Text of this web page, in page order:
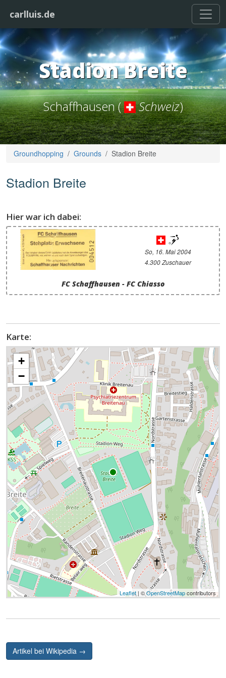
carlluis.de
Stadion Breite
Schaffhausen ( Schweiz)
Groundhopping Grounds Stadion Breite
Stadion Breite
Hier war ich dabei:
So, 16. Mai 2004
4.300 Zuschauer
FC Schaffhausen - FC Chiasso
Karte:
+
−
Leaflet | ©OpenStreetMapcontributors
Artikel bei Wikipedia →